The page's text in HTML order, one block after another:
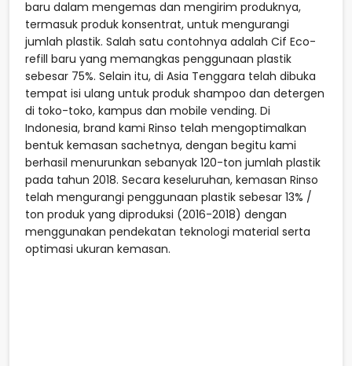
baru dalam mengemas dan mengirim produknya,
termasuk produk konsentrat, untuk mengurangi
jumlah plastik. Salah satu contohnya adalah Cif Eco-
refill baru yang memangkas penggunaan plastik
sebesar 75%. Selain itu, di Asia Tenggara telah dibuka
tempat isi ulang untuk produk shampoo dan detergen
di toko-toko, kampus dan mobile vending. Di
Indonesia, brand kami Rinso telah mengoptimalkan
bentuk kemasan sachetnya, dengan begitu kami
berhasil menurunkan sebanyak 120-ton jumlah plastik
pada tahun 2018. Secara keseluruhan, kemasan Rinso
telah mengurangi penggunaan plastik sebesar 13% /
ton produk yang diproduksi (2016-2018) dengan
menggunakan pendekatan teknologi material serta
optimasi ukuran kemasan.